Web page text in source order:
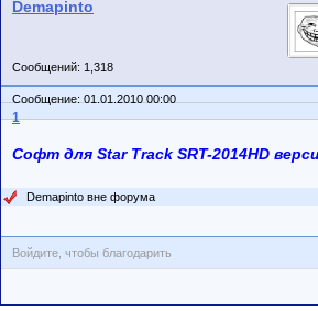
Demapinto
Сообщений: 1,318
Сообщение: 01.01.2010 00:00
1
Софт для Star Track SRT-2014HD
Demapinto вне форума
Войдите, чтобы благодарить